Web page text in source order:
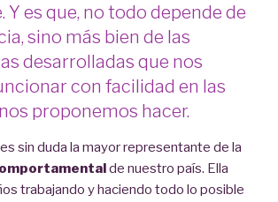
Y es que, no todo depende de
sino más bien de las
desarrolladas que nos
con facilidad en las
proponemos hacer.
es sin duda la mayor representante de la
de nuestro país. Ella
trabajando y haciendo todo lo posible